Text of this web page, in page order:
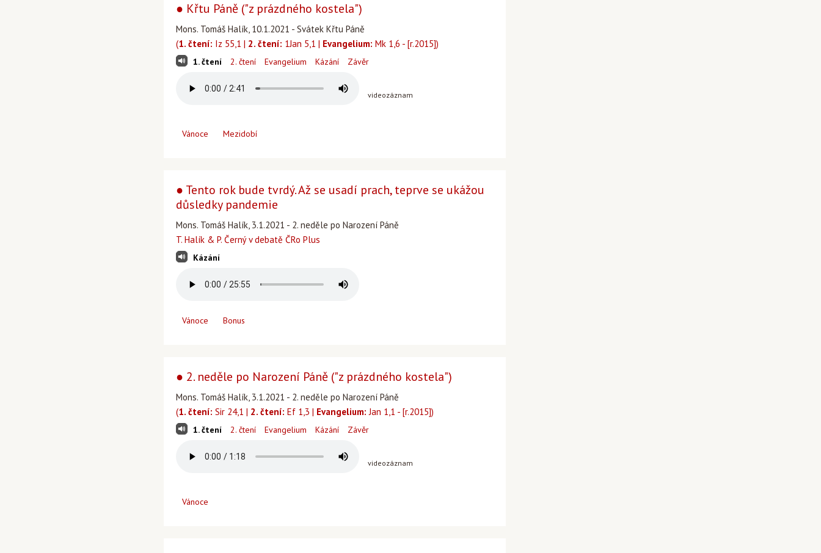
● Křtu Páně ("z prázdného kostela")
Mons. Tomáš Halík, 10.1.2021 - Svátek Křtu Páně
(1. čtení: Iz 55,1 | 2. čtení: 1Jan 5,1 | Evangelium: Mk 1,6 - [r.2015])
1. čtení 2. čtení Evangelium Kázání Závěr
videozáznam
Vánoce Mezidobí
● Tento rok bude tvrdý. Až se usadí prach, teprve se ukážou
důsledky pandemie
Mons. Tomáš Halík, 3.1.2021 - 2. neděle po Narození Páně
T. Halík & P. Černý v debatě ČRo Plus
Kázání
Vánoce Bonus
● 2. neděle po Narození Páně ("z prázdného kostela")
Mons. Tomáš Halík, 3.1.2021 - 2. neděle po Narození Páně
(1. čtení: Sir 24,1 | 2. čtení: Ef 1,3 | Evangelium: Jan 1,1 - [r.2015])
1. čtení 2. čtení Evangelium Kázání Závěr
videozáznam
Vánoce